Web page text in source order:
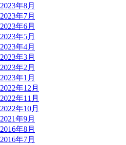
2023年8月
2023年7月
2023年6月
2023年5月
2023年4月
2023年3月
2023年2月
2023年1月
2022年12月
2022年11月
2022年10月
2021年9月
2016年8月
2016年7月